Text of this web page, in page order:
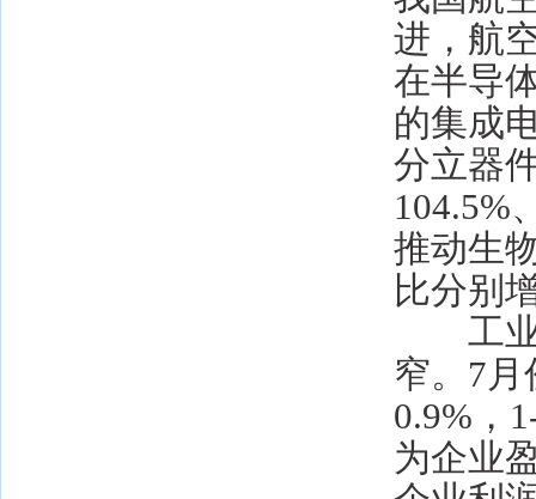
进，航
在半导
的集成
分立器
104.5%
推动生
比分别
工业
窄。7
0.9%，
为企业